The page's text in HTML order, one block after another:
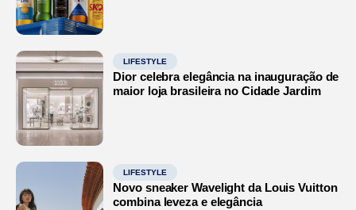
LIFESTYLE
Dior celebra elegância na inauguração de
maior loja brasileira no Cidade Jardim
LIFESTYLE
Novo sneaker Wavelight da Louis Vuitton
combina leveza e elegância